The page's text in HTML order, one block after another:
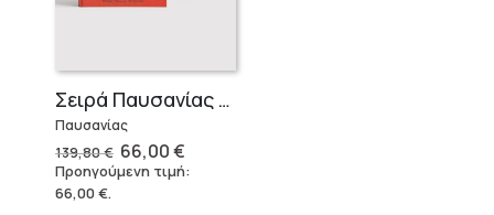
Σειρά Παυσανίας – Δεμένο (3 τόμοι)
Παυσανίας
139,80€ Original
price
was:
66,00€Η
τρέχουσα
τιμή
Προηγούμενη τιμή:
66,00€.